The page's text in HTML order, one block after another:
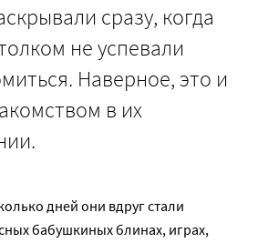
сразу, когда
не успевали
Наверное, это и
в их
дней они вдруг стали
бабушкиных блинах, играх,